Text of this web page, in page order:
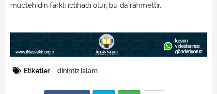
müctehidin farklı ictihadı olur, bu da rahmettir.
Etiketler dinimiz islam